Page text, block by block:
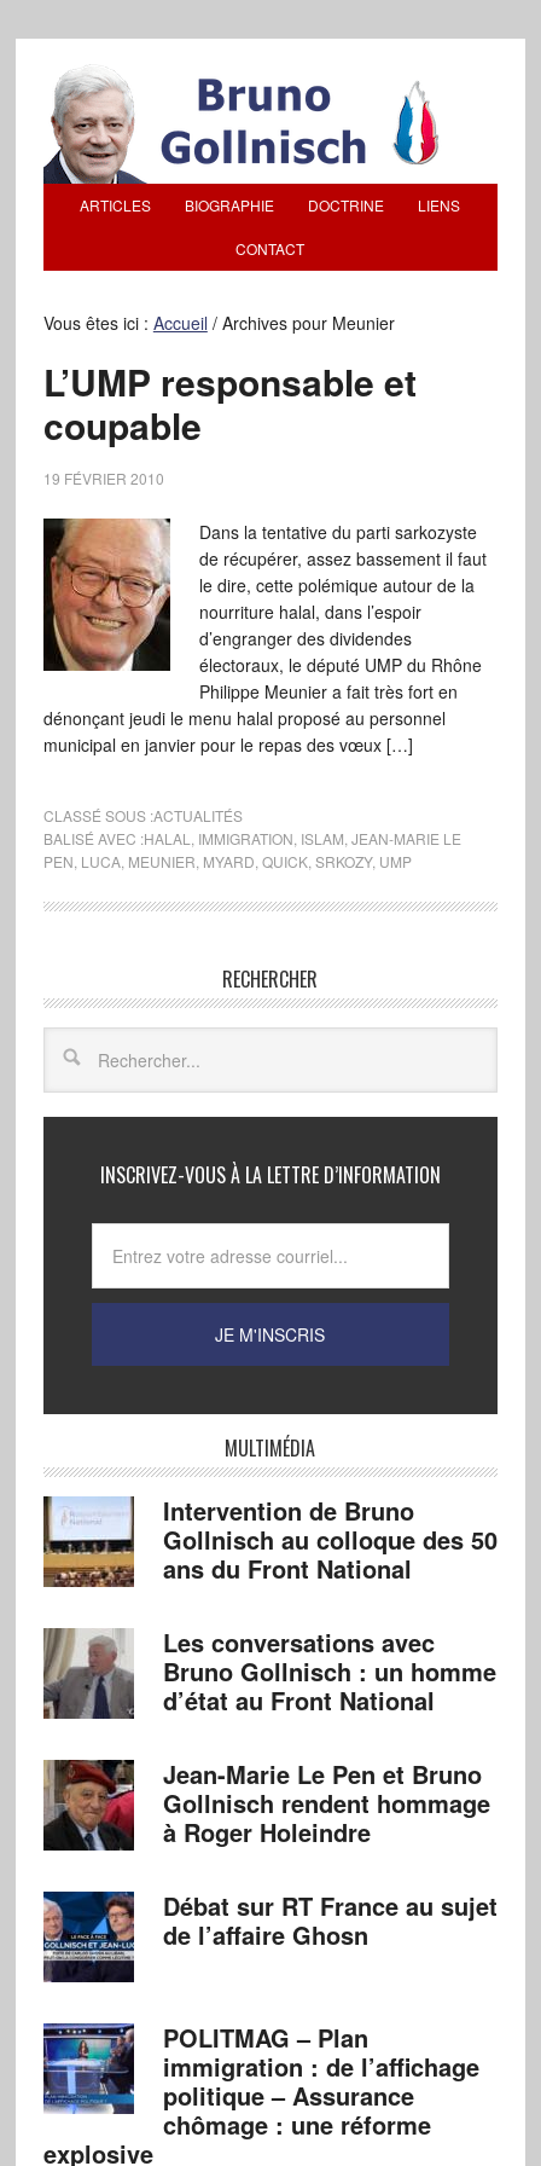
ARTICLES BIOGRAPHIE DOCTRINE LIENS
CONTACT
Vous êtes ici : Accueil /Archives pour Meunier
L’UMP responsable et
coupable
19 FÉVRIER 2010
Dans la tentative du parti sarkozyste
de récupérer, assez bassement il faut
le dire, cette polémique autour de la
nourriture halal, dans l’espoir
d’engranger des dividendes
électoraux, le député UMP du Rhône
Philippe Meunier a fait très fort en
dénonçant jeudi le menu halal proposé au personnel
municipal en janvier pour le repas des vœux […]
CLASSÉ SOUS :ACTUALITÉS
BALISÉ AVEC :HALAL IMMIGRATION ISLAM JEAN-MARIE LE
PEN LUCA, MEUNIER MYARD QUICK, SRKOZY, UMP
RECHERCHER
INSCRIVEZ-VOUS À LA LETTRE D’INFORMATION
MULTIMÉDIA
Intervention de Bruno
Gollnisch au colloque des 50
ans du Front National
Les conversations avec
Bruno Gollnisch : un homme
d’état au Front National
Jean-Marie Le Pen et Bruno
Gollnisch rendent hommage
à Roger Holeindre
Débat sur RT France au sujet
de l’affaire Ghosn
POLITMAG – Plan
immigration : de l’affichage
politique – Assurance
chômage : une réforme
explosive